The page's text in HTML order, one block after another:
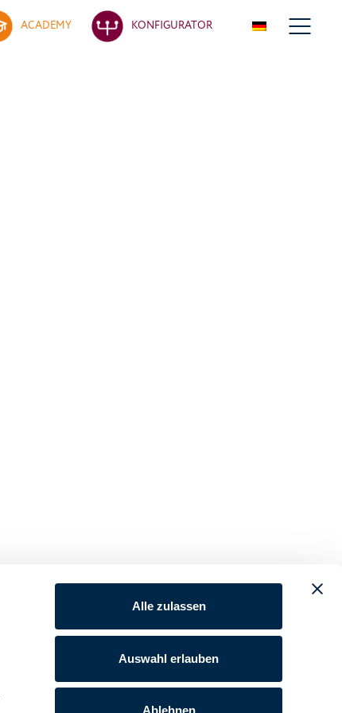
Alle zulassen
Auswahl erlauben
Ablehnen
ACADEMY KONFIGURATOR